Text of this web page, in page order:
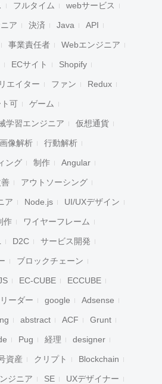
フルタイム webサービス
ア 決済 Java API
事業責任者 Webエンジニア
ECサイト Shopify
エイター ファン Redux
ト可 ゲーム
学習エンジニア 仮想通貨
画像解析 行動解析
ング 制作 Angular
アウトソーシング
ア Node.js UI/UXデザイン
作 ワイヤーフレーム
D2C サービス開発
ブロックチェーン
EC-CUBE ECCUBE
リーダー google Adsense
abstract ACF Grunt
Pug 経理 designer
資産 クリプト Blockchain
ジニア SE UXデザイナー